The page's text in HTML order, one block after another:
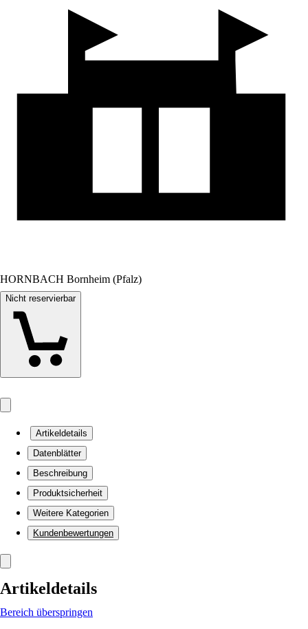
HORNBACH Bornheim (Pfalz)
Nicht reservierbar
Artikeldetails
Datenblätter
Beschreibung
Produktsicherheit
Weitere Kategorien
Kundenbewertungen
Artikeldetails
Bereich überspringen